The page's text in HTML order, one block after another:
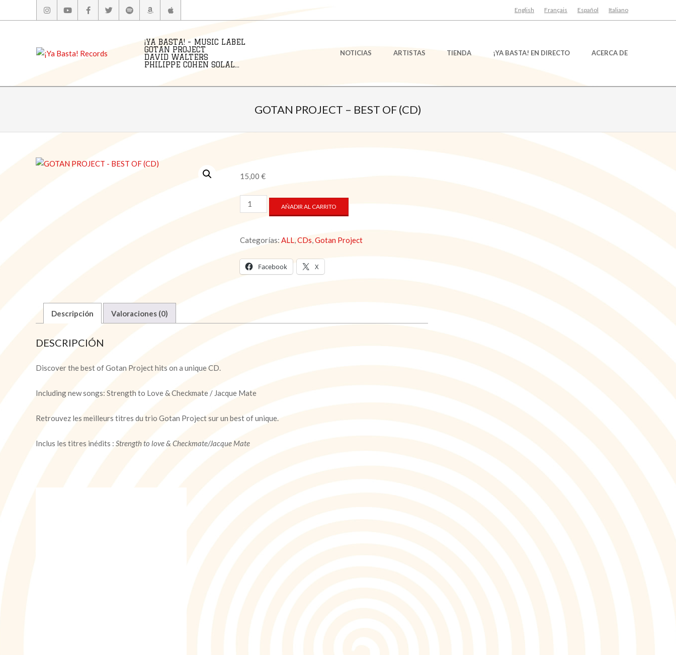
to
English Français Español Italiano
¡YA BASTA! - MUSIC LABEL
GOTAN PROJECT
DAVID WALTERS
PHILIPPE COHEN SOLAL...
NOTICIAS ARTISTAS TIENDA ¡YA BASTA! EN DIRECTO ACERCA DE
GOTAN PROJECT – BEST OF (CD)
15,00 €
GOTAN
PROJECT
OF
cantidad
AÑADIR AL CARRITO
Categorías: ALL,CDs,Gotan Project
Facebook X
Descripción Valoraciones (0)
DESCRIPCIÓN
Discover the best of Gotan Project hits on a unique CD.
Including new songs: Strength to Love & Checkmate / Jacque Mate
Retrouvez les meilleurs titres du trio Gotan Project sur un best of unique.
Inclus les titres inédits : Strength to love & Checkmate/Jacque Mate